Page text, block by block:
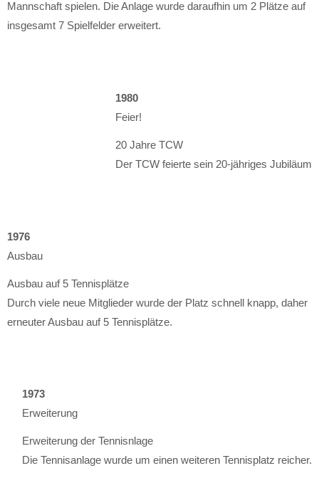
Mannschaft spielen. Die Anlage wurde daraufhin um 2 Plätze auf
insgesamt 7 Spielfelder erweitert.
1980
Feier!
20 Jahre TCW
Der TCW feierte sein 20-jähriges Jubiläum
1976
Ausbau
Ausbau auf 5 Tennisplätze
Durch viele neue Mitglieder wurde der Platz schnell knapp, daher
erneuter Ausbau auf 5 Tennisplätze.
1973
Erweiterung
Erweiterung der Tennisnlage
Die Tennisanlage wurde um einen weiteren Tennisplatz reicher.